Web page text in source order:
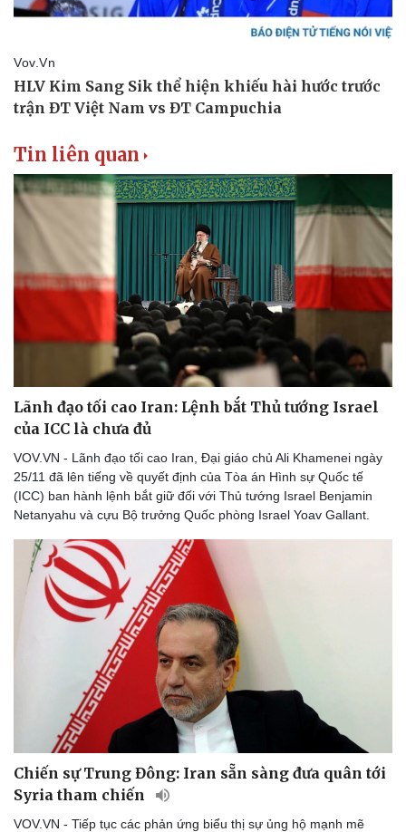
Tin liên quan
Lãnh đạo tối cao Iran: Lệnh bắt Thủ tướng Israel
của ICC là chưa đủ
VOV.VN - Lãnh đạo tối cao Iran, Đại giáo chủ Ali Khamenei ngày
25/11 đã lên tiếng về quyết định của Tòa án Hình sự Quốc tế
(ICC) ban hành lệnh bắt giữ đối với Thủ tướng Israel Benjamin
Netanyahu và cựu Bộ trưởng Quốc phòng Israel Yoav Gallant.
Chiến sự Trung Đông: Iran sẵn sàng đưa quân tới
Syria tham chiến
VOV.VN - Tiếp tục các phản ứng biểu thị sự ủng hộ mạnh mẽ